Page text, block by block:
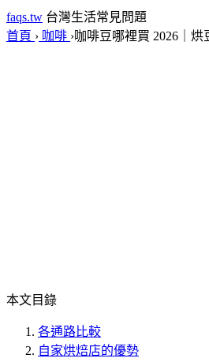
faqs.tw 台灣生活常見問題
首頁 › 咖啡 ›咖啡豆哪裡買 2026｜
本文目錄
各通路比較
自家烘焙店的優勢